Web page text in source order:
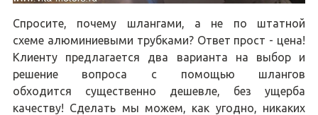
Спросите, почему шлангами, а не по штатной
схеме алюминиевыми трубками? Ответ прост - цена!
Клиенту предлагается два варианта на выбор и
решение вопроса с помощью шлангов
обходится существенно дешевле, без ущерба
качеству! Сделать мы можем, как угодно, никаких